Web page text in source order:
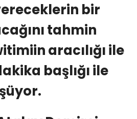
bir
tahmin
aracılığı ile
başlığı ile